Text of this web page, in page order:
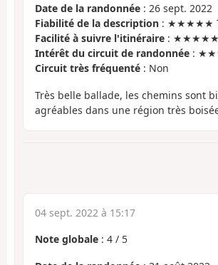
Date de la randonnée : 26 sept. 2022
Fiabilité de la description : ★★★★★
Facilité à suivre l'itinéraire : ★★★★★
Intérêt du circuit de randonnée :
Circuit très fréquenté : Non
Très belle ballade, les chemins sont
agréables dans une région très
04 sept. 2022 à 15:17
Note globale : 4 / 5